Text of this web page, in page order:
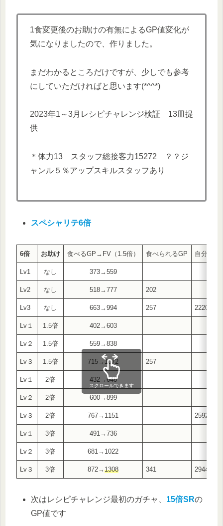
1食変更後のお助けの有無によるGP値変化が
気になりましたので、作りました。
まだわかるところだけですが、少しでも参考
にしていただければと思います(*^^*)
2023年1～3月レシピチャレンジ検証 13皿提
供
＊体力13 スタッフ総接客力15272 ？？ジ
ャンル５％アップスキルスタッフあり
スペシャリテ6倍
6倍 お助け 食べるGP→FV（1.5倍） 食べられるGP 自分で
Lv1 なし 373→559
Lv2 なし 518→777 202
Lv3 なし 663→994 257
Lv１ 1.5倍 402→603
Lv２ 1.5倍 559→838
Lv３ 1.5倍 715→1072 257
Lv１ 2倍 432→648
Lv２ 2倍 600→899
Lv３ 2倍 767→1151
Lv１ 3倍 491→736
Lv２ 3倍 681→1022
Lv３ 3倍 872→1308 341
スクロールできます
次はレシピチャレンジ最初のガチャ、 15倍SRの
GP値です